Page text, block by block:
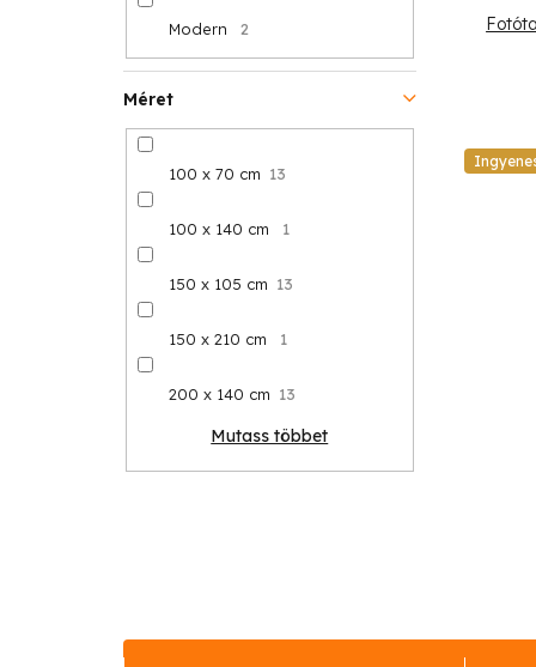
Méret
100 x 70 cm 13
100 x 140 cm 1
150 x 105 cm 13
150 x 210 cm 1
200 x 140 cm 13
Mutass többet
Modern 2